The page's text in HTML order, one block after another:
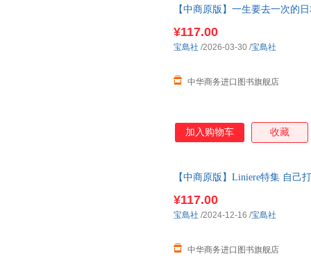
【中商原版】一生要去一次的
¥117.00
中华商务进口图书旗舰店
宝島社 /2026-03-30 /宝島社
加入购物车 收藏
【中商原版】Liniere特集 自己
¥117.00
中华商务进口图书旗舰店
宝島社 /2024-12-16 /宝島社